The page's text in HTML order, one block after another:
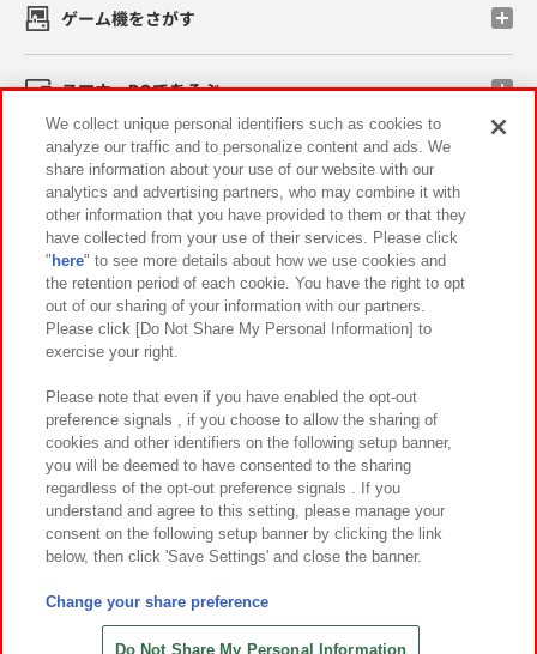
ゲーム機をさがす
スマホ・PCであそぶ
イベント・キャンペーン
関連会社 サステナビリティ サイトポリシー
プライバシーポリシー ウェブアクセシビリティ方針と検証結果
お取引先さまとともに
カスタマーハラスメント対応方針 よくあるご質問・お問い合わせ
©Bandai Namco Amusement Inc.
©Bandai Namco Amusement Lab Inc.
©HANAYASHIKI Co., Ltd. All Rights Reserved.
We collect unique personal identifiers such as cookies to
analyze our traffic and to personalize content and ads. We
share information about your use of our website with our
analytics and advertising partners, who may combine it with
other information that you have provided to them or that they
have collected from your use of their services. Please click
" here" to see more details about how we use cookies and
the retention period of each cookie. You have the right to opt
out of our sharing of your information with our partners.
Please click [Do Not Share My Personal Information] to
exercise your right.
Please note that even if you have enabled the opt-out
preference signals , if you choose to allow the sharing of
cookies and other identifiers on the following setup banner,
you will be deemed to have consented to the sharing
regardless of the opt-out preference signals . If you
understand and agree to this setting, please manage your
consent on the following setup banner by clicking the link
below, then click 'Save Settings' and close the banner.
Change your share preference
Do Not Share My Personal Information